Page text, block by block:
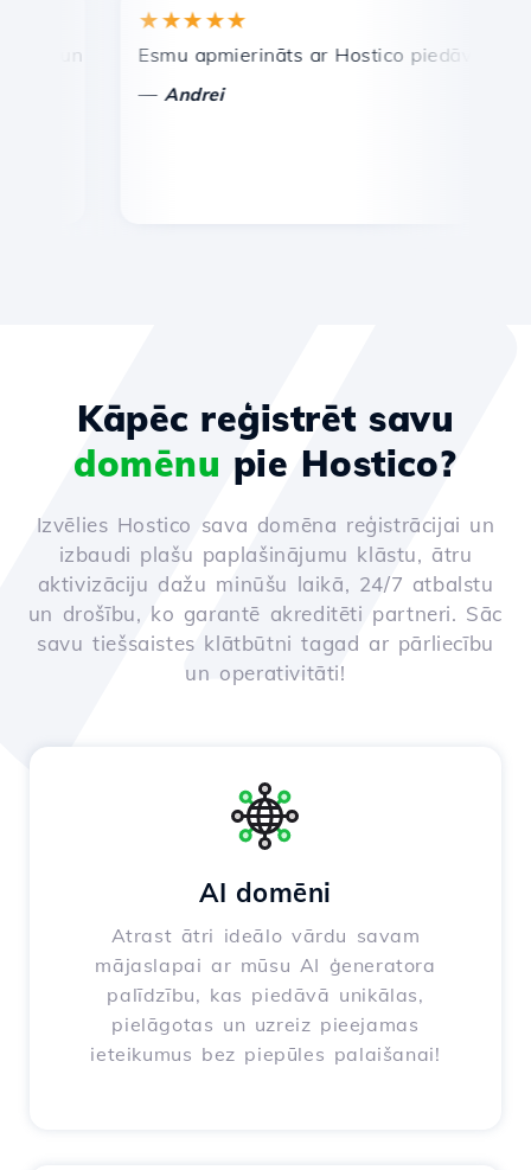
un efektīva tehniskā atbalsta dienests.
★★★★★
Esmu apmierināts ar Hostico piedāvātajiem
Andrei
Kāpēc reģistrēt savu
domēnu pie Hostico?
Izvēlies Hostico sava domēna reģistrācijai un
izbaudi plašu paplašinājumu klāstu, ātru
aktivizāciju dažu minūšu laikā, 24/7 atbalstu
un drošību, ko garantē akreditēti partneri. Sāc
savu tiešsaistes klātbūtni tagad ar pārliecību
un operativitāti!
AI domēni
Atrast ātri ideālo vārdu savam
mājaslapai ar mūsu AI ģeneratora
palīdzību, kas piedāvā unikālas,
pielāgotas un uzreiz pieejamas
ieteikumus bez piepūles palaišanai!